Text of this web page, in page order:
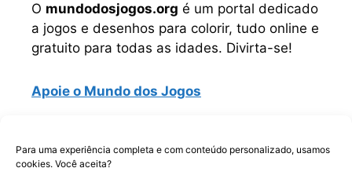
Para uma experiência completa e com conteúdo personalizado, usamos
cookies. Você aceita?
O mundodosjogos.org é um portal dedicado
a jogos e desenhos para colorir, tudo online e
gratuito para todas as idades. Divirta-se!
Apoie o Mundo dos Jogos
Telegram WhatsApp